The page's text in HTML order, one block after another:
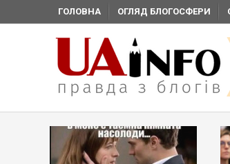
ГОЛОВНА ОГЛЯД БЛОГОСФЕРИ